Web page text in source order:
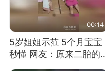
00:14
5岁姐姐示范 5个月宝宝
秒懂 网友：原来二胎的